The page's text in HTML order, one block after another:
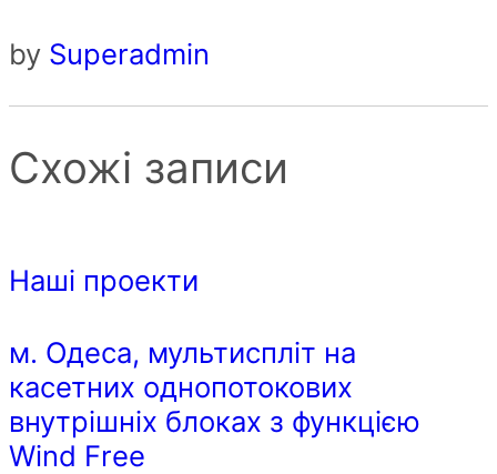
by Superadmin
Схожі записи
Наші проекти
м. Одеса, мультиспліт на
касетних однопотокових
внутрішніх блоках з функцією
Wind Free